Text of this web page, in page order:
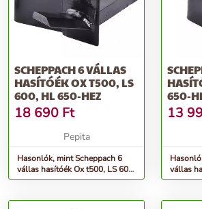
SCHEPPACH 6 VÁLLAS
HASÍTÓÉK OX T500, LS
600, HL 650-HEZ
18 690 Ft
Pepita
Hasonlók, mint Scheppach 6
vállas hasítóék Ox t500, LS 600,
HL 650-hez
650-
13
vállas
hez,